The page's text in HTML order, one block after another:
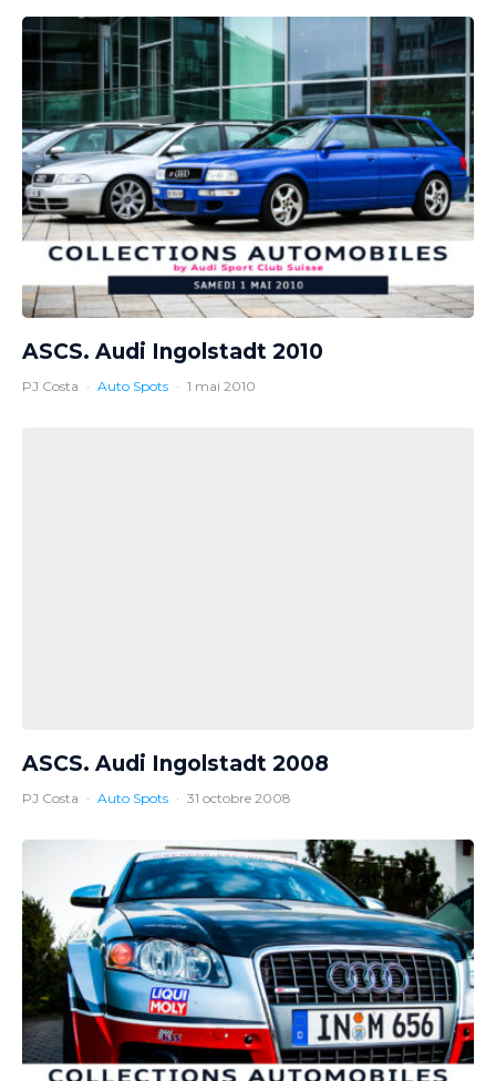
ASCS. Audi Ingolstadt 2010
PJ Costa · Auto Spots · 1 mai 2010
ASCS. Audi Ingolstadt 2008
PJ Costa · Auto Spots · 31 octobre 2008